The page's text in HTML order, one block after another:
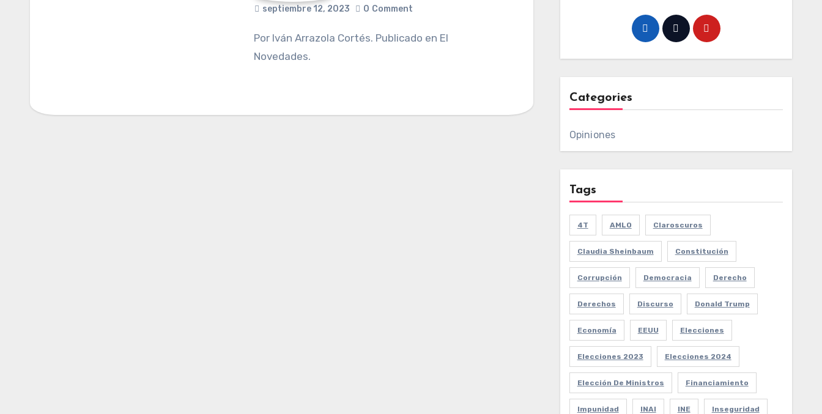
septiembre 12, 2023
0 Comment
Por Iván Arrazola Cortés. Publicado en El
Novedades.
Categories
Opiniones
Tags
4T AMLO Claroscuros
Claudia Sheinbaum Constitución
Corrupción Democracia Derecho
Derechos Discurso Donald Trump
Economía EEUU Elecciones
Elecciones 2023 Elecciones 2024
Elección De Ministros Financiamiento
Impunidad INAI INE Inseguridad